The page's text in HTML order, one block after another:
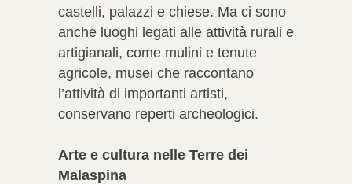
castelli, palazzi e chiese. Ma ci sono
anche luoghi legati alle attività rurali e
artigianali, come mulini e tenute
agricole, musei che raccontano
l’attività di importanti artisti,
conservano reperti archeologici.
Arte e cultura nelle Terre dei
Malaspina